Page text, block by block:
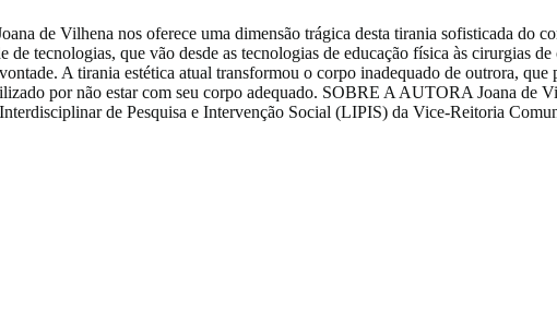
de Vilhena nos oferece uma dimensão trágica desta tirania sofisticada do
tecnologias, que vão desde as tecnologias de educação física às cirurgias
A tirania estética atual transformou o corpo inadequado de outrora,
por não estar com seu corpo adequado. SOBRE A AUTORA Joana de
de Pesquisa e Intervenção Social (LIPIS) da Vice-Reitoria